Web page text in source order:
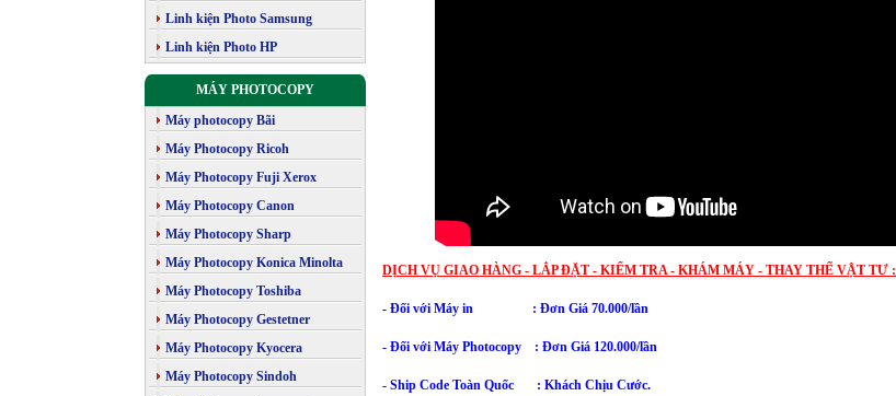
Linh kiện Photo Samsung
Linh kiện Photo HP
MÁY PHOTOCOPY
Máy photocopy Bãi
Máy Photocopy Ricoh
Máy Photocopy Fuji Xerox
Máy Photocopy Canon
Máy Photocopy Sharp
Máy Photocopy Konica Minolta
Máy Photocopy Toshiba
Máy Photocopy Gestetner
Máy Photocopy Kyocera
Máy Photocopy Sindoh
DỊCH VỤ GIAO HÀNG - LẮP ĐẶT - KIỂM TRA - KHÁM MÁY - THAY THẾ VẬT TƯ :
- Đối với Máy in : Đơn Giá 70.000/lần
- Đối với Máy Photocopy : Đơn Giá 120.000/lần
- Ship Code Toàn Quốc : Khách Chịu Cước.